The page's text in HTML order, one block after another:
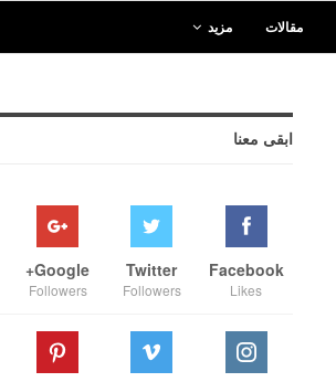
مقالات مزيد
ابقى معنا
Facebook
Likes
Twitter
Followers
Google+
Followers